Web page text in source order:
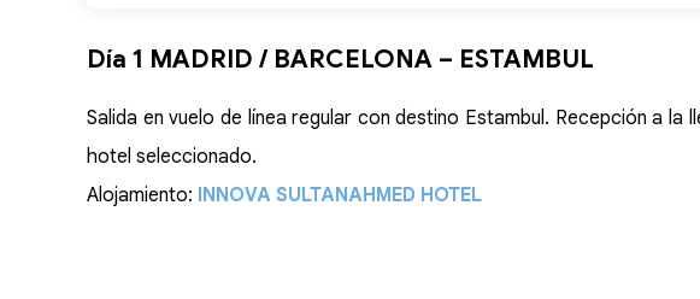
Día 1 MADRID / BARCELONA – ESTAMBUL
Salida en vuelo de línea regular con destino Estambul. Recepción a
hotel seleccionado.
Alojamiento: INNOVA SULTANAHMED HOTEL